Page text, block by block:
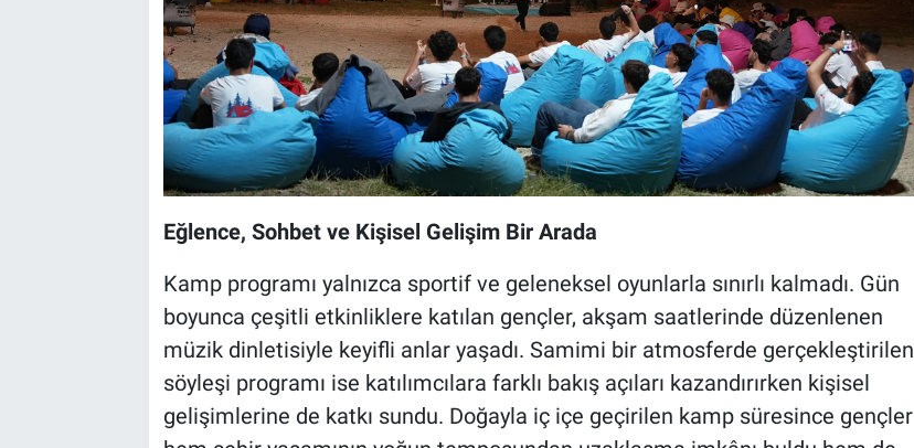
Eğlence, Sohbet ve Kişisel Gelişim Bir Arada
Kamp programı yalnızca sportif ve geleneksel oyunlarla sınırlı kalmadı. Gün
boyunca çeşitli etkinliklere katılan gençler, akşam saatlerinde düzenlenen
müzik dinletisiyle keyifli anlar yaşadı. Samimi bir atmosferde gerçekleştirilen
söyleşi programı ise katılımcılara farklı bakış açıları kazandırırken kişisel
gelişimlerine de katkı sundu. Doğayla iç içe geçirilen kamp süresince gençler